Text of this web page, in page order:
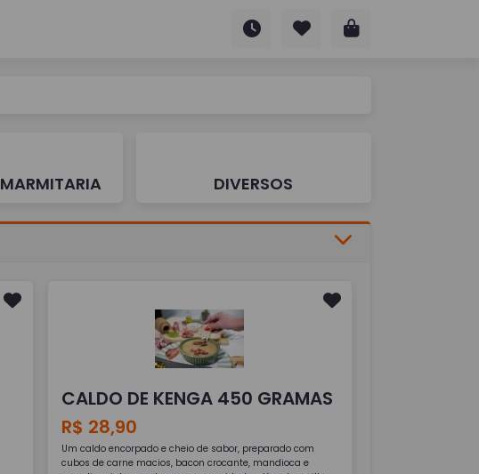
DIVERSOS
CALDO DE KENGA 450 GRAMAS
R$ 28,90
Um caldo encorpado e cheio de sabor, preparado com
cubos de carne macios, bacon crocante, mandioca e